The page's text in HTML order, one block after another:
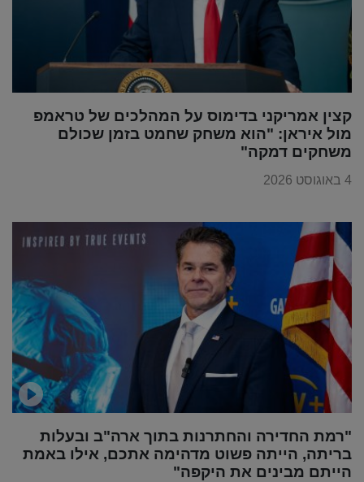
קצין אמריקני בדימוס על המהלכים של טראמפ
מול איראן: "הוא משחק שחמט בזמן שכולם
משחקים דמקה"
4 באוגוסט 2026
"רמת החדירה והחתרנות בתוך ארה"ב ובעלות
בריתה, הייתה פשוט מדהימה אתכם, אילו באמת
הייתם מבינים את היקפה"